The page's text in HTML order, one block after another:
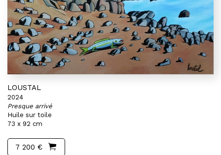
LOUSTAL
2024
Presque arrivé
Huile sur toile
73 x 92 cm
7 200 €